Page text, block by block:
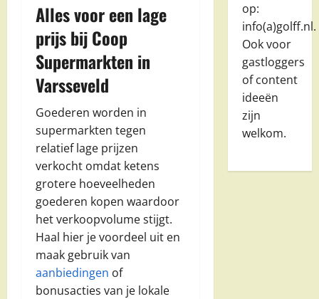
Alles voor een lage
prijs bij Coop
Supermarkten in
Varsseveld
Goederen worden in
supermarkten tegen
relatief lage prijzen
verkocht omdat ketens
grotere hoeveelheden
goederen kopen waardoor
het verkoopvolume stijgt.
Haal hier je voordeel uit en
maak gebruik van
aanbiedingen of
bonusacties van je lokale
op:
info(a)golff.nl.
Ook voor
gastloggers
of content
ideeën
zijn
welkom.